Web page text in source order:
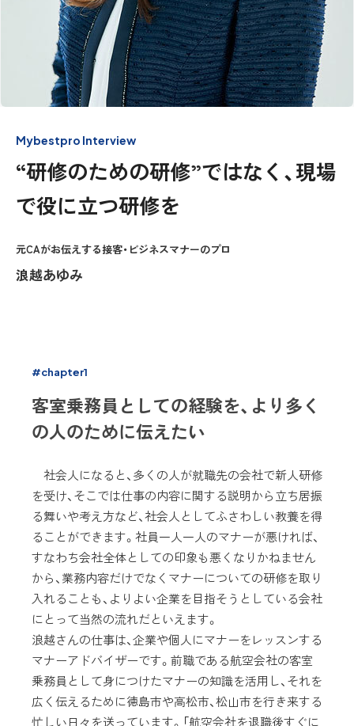
Mybestpro Interview
“研修のための研修”ではなく、現場
で役に立つ研修を
元CAがお伝えする接客・ビジネスマナーのプロ
浪越あゆみ
#chapter1
客室乗務員としての経験を、より多く
の人のために伝えたい
社会人になると、多くの人が就職先の会社で新人研修
を受け、そこでは仕事の内容に関する説明から立ち居振
る舞いや考え方など、社会人としてふさわしい教養を得
ることができます。社員一人一人のマナーが悪ければ、
すなわち会社全体としての印象も悪くなりかねません
から、業務内容だけでなくマナーについての研修を取り
入れることも、よりよい企業を目指そうとしている会社
にとって当然の流れだといえます。
浪越さんの仕事は、企業や個人にマナーをレッスンする
マナーアドバイザーです。前職である航空会社の客室
乗務員として身につけたマナーの知識を活用し、それを
広く伝えるために徳島市や高松市、松山市を行き来する
忙しい日々を送っています。「航空会社を退職後すぐに